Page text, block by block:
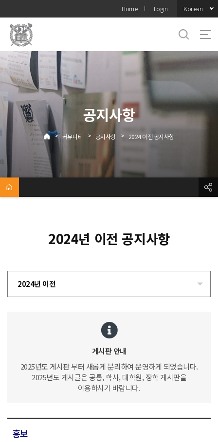
메뉴
Home Login Korean
공지사항
> 커뮤니티 > 공지사항 > 2024 이전 공지사항
2024년 이전 공지사항
2024년 이전
게시판 안내
2025년도 게시판 부터 새롭게 분리하여 운영하게 되었습니다.
2025년도 게시글은 공통, 학사, 대학원, 장학 게시판을
이용하시기 바랍니다.
홍보